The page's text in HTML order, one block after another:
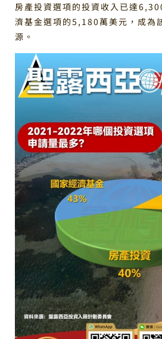
房產投資選項的投資收入已達
濟基金選項的5,180萬美元，成為
源。